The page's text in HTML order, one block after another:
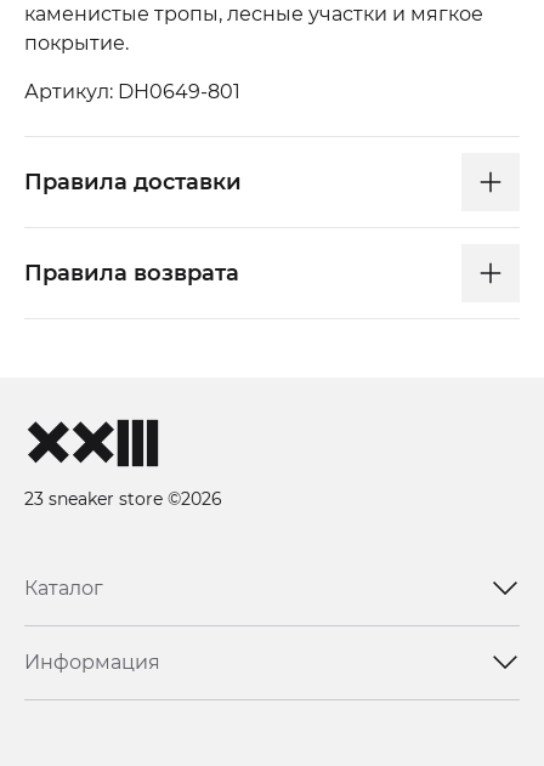
каменистые тропы, лесные участки и мягкое
покрытие.
Артикул: DH0649-801
Правила доставки
Правила возврата
23 sneaker store ©2026
Каталог
Информация